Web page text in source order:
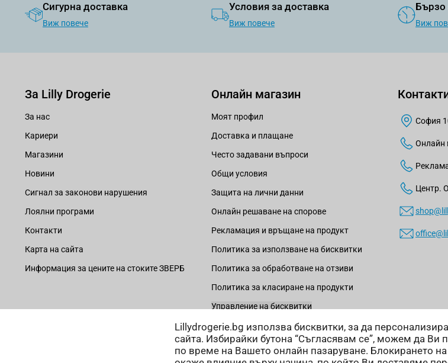
Lillydrogerie.bg използва бисквитки, за да
сайта. Избирайки бутона “Съгласявам се”, можем да
по време на Вашето онлайн пазаруване. Блокирането
Сигурна доставка
Виж повече
Условия за доставка
Виж повече
Бързо
Виж
За Lilly Drogerie
За нас
Кариери
Магазини
Новини
Сигнал за законови нарушения
Лоялни програми
Контакти
Карта на сайта
Информация за цените на стоките ЗВЕРБ
Онлайн магазин
Моят профил
Доставка и плащане
Често задавани въпроси
Общи условия
Защита на лични данни
Онлайн решаване на спорове
Рекламация и връщане на продукт
Политика за използване на бисквитки
Политика за обработване на отзиви
Политика за класиране на продукти
Управление на бисквитки
София
Онлайн
Центр.